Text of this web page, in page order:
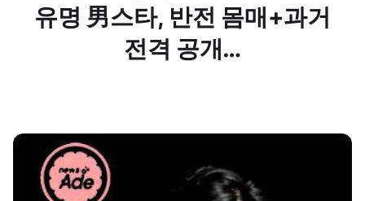
유명 男스타, 반전 몸매+과거
전격 공개…